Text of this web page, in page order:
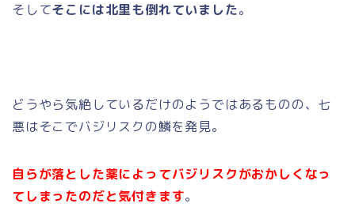
そしてそこには北里も倒れていました。
どうやら気絶しているだけのようではあるものの、七
悪はそこでバジリスクの鱗を発見。
自らが落とした薬によってバジリスクがおかしくなっ
てしまったのだと気付きます。